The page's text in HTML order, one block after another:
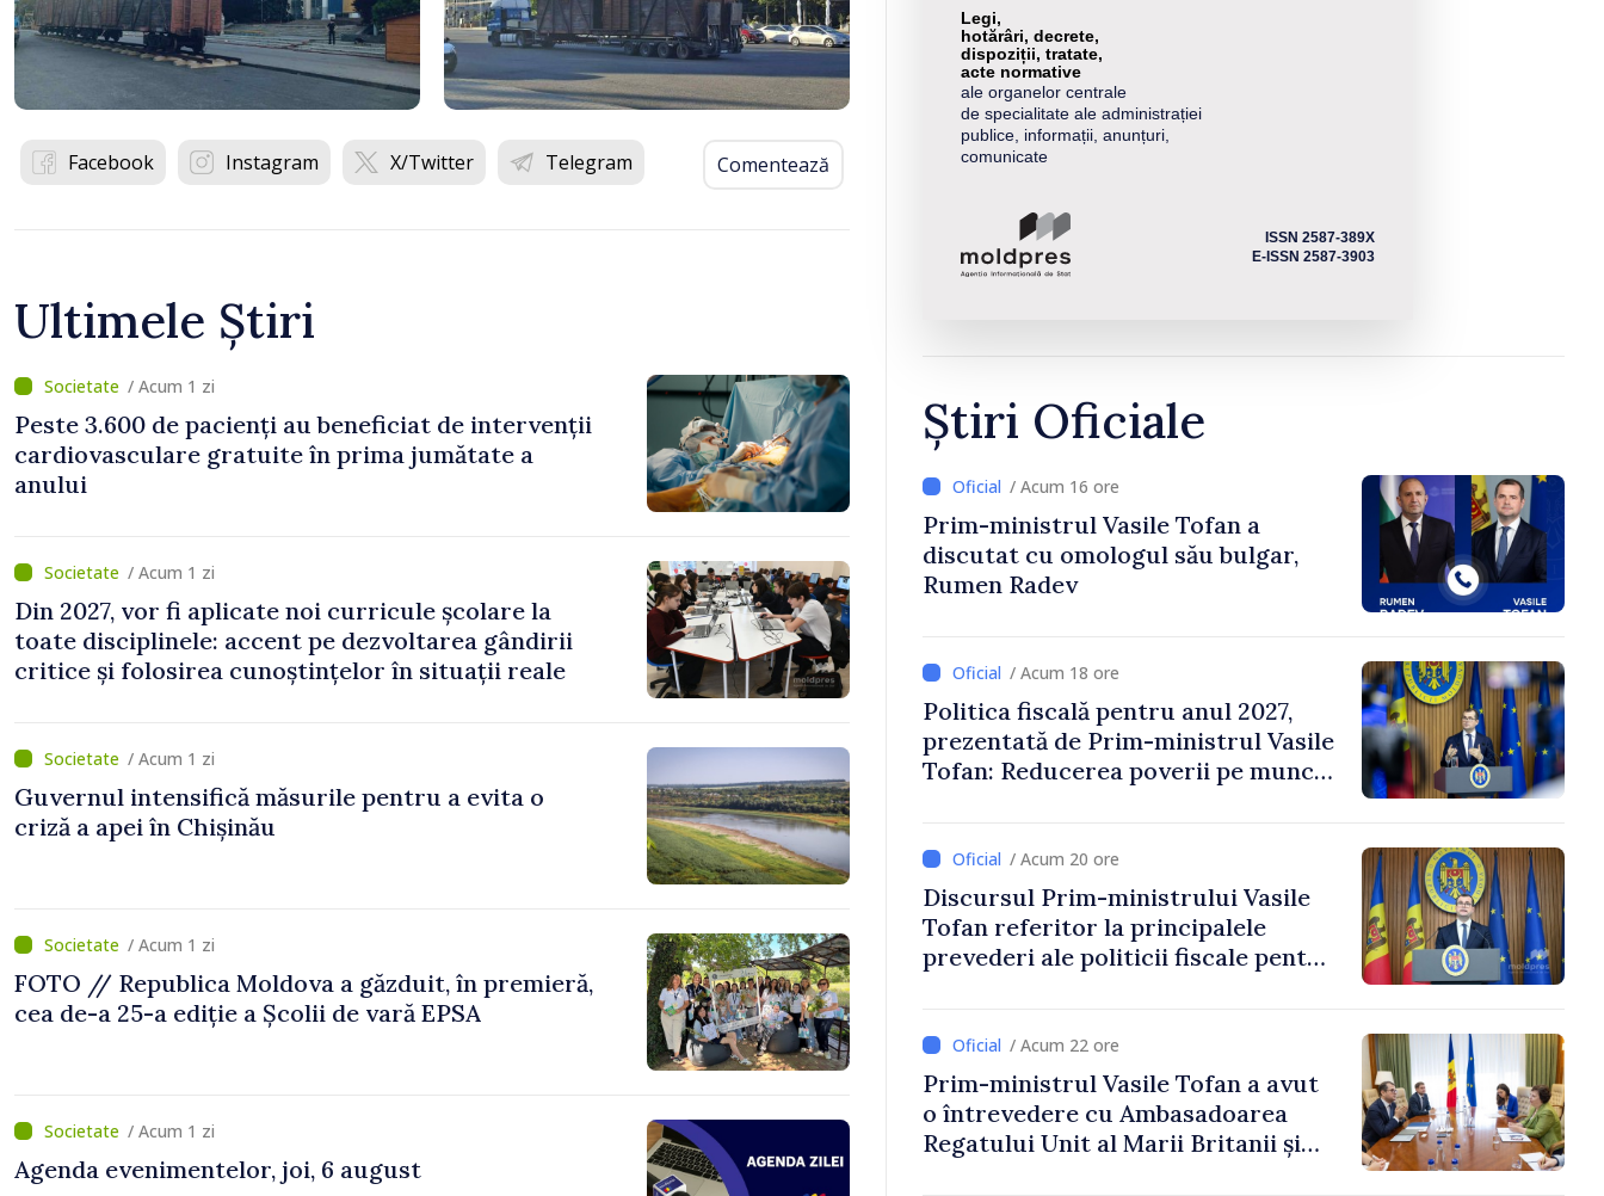
Facebook Instagram X/Twitter Telegram Comentează
Ultimele Știri
/ Acum 1 zi
Peste 3.600 de pacienți au beneficiat de intervenții
cardiovasculare gratuite în prima jumătate a
anului
/ Acum 1 zi
Din 2027, vor fi aplicate noi curricule școlare la
toate disciplinele: accent pe dezvoltarea gândirii
critice și folosirea cunoștințelor în situații reale
/ Acum 1 zi
Guvernul intensifică măsurile pentru a evita o
criză a apei în Chișinău
/ Acum 1 zi
FOTO // Republica Moldova a găzduit, în premieră,
cea de-a 25-a ediție a Școlii de vară EPSA
/ Acum 1 zi
Agenda evenimentelor, joi, 6 august
Legi,
hotărâri, decrete,
dispoziții, tratate,
acte normative
ale organelor centrale
de specialitate ale administrației
publice, informații, anunțuri,
comunicate
ISSN 2587-389X
E-ISSN 2587-3903
Știri Oficiale
/ Acum 16 ore
Prim-ministrul Vasile Tofan a
discutat cu omologul său bulgar,
Rumen Radev
/ Acum 18 ore
Politica fiscală pentru anul 2027,
prezentată de Prim-ministrul Vasile
Tofan: Reducerea poverii pe muncă,
/ Acum 20 ore
Discursul Prim-ministrului Vasile
Tofan referitor la principalele
prevederi ale politicii fiscale pentru
/ Acum 22 ore
Prim-ministrul Vasile Tofan a avut
o întrevedere cu Ambasadoarea
Regatului Unit al Marii Britanii și